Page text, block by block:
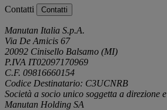
Contatti Contatti
Manutan Italia S.p.A.
Via De Amicis 67
20092 Cinisello Balsamo (MI)
P.IVA IT02097170969
C.F. 09816660154
Codice Destinatario: C3UCNRB
Società a socio unico soggetta a direzione
Manutan Holding SA